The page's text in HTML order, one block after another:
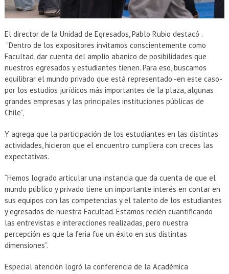
El director de la Unidad de Egresados, Pablo Rubio destacó .
“Dentro de los expositores invitamos conscientemente como
Facultad, dar cuenta del amplio abanico de posibilidades que
nuestros egresados y estudiantes tienen. Para eso, buscamos
equilibrar el mundo privado que está representado -en este caso-
por los estudios jurídicos más importantes de la plaza, algunas
grandes empresas y las principales instituciones públicas de
Chile”,
Y agrega que la participación de los estudiantes en las distintas
actividades, hicieron que el encuentro cumpliera con creces las
expectativas.
“Hemos logrado articular una instancia que da cuenta de que el
mundo público y privado tiene un importante interés en contar en
sus equipos con las competencias y el talento de los estudiantes
y egresados de nuestra Facultad. Estamos recién cuantificando
las entrevistas e interacciones realizadas, pero nuestra
percepción es que la feria fue un éxito en sus distintas
dimensiones”.
Especial atención logró la conferencia de la Académica